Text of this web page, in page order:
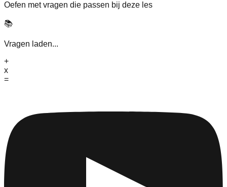
Oefen met vragen die passen bij deze les
📚
Vragen laden...
+
x
=